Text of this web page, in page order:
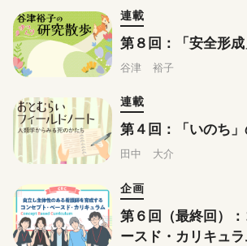
連載
第８回：「安全形
谷津 裕子
連載
第４回：「いのち
田中 大介
企画
第６回（最終回）
ースド・カリキュ